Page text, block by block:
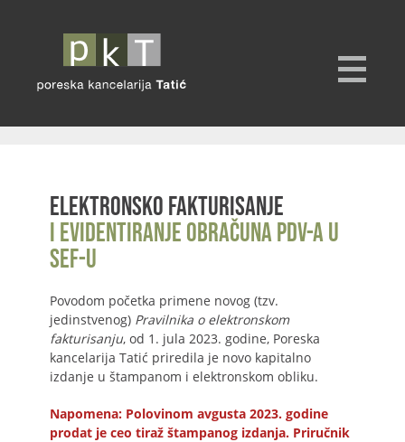
Elektronsko fakturisanje
i evidentiranje obračuna PDV-a u
SEF-u
Povodom početka primene novog (tzv.
jedinstvenog) Pravilnika o elektronskom
fakturisanju, od 1. jula 2023. godine, Poreska
kancelarija Tatić priredila je novo kapitalno
izdanje u štampanom i elektronskom obliku.
Napomena: Polovinom avgusta 2023. godine
prodat je ceo tiraž štampanog izdanja. Priručnik